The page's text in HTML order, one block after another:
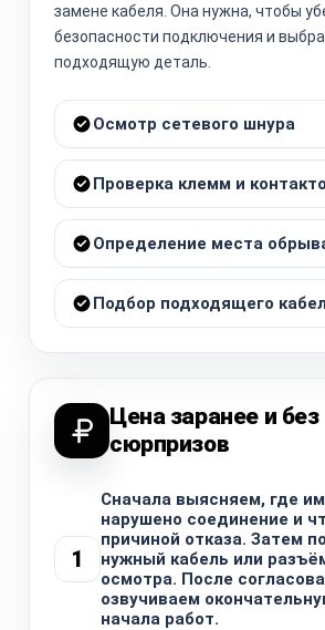
замене кабеля. Она нужна, чтобы
безопасности подключения и
подходящую деталь.
Осмотр сетевого шнура
Проверка клемм и
Определение места
Подбор подходящего
Цена заранее и без
сюрпризов
1
Сначала выясняем, где
нарушено соединение и
причиной отказа. Затем
нужный кабель или
осмотра. После
озвучиваем
начала работ.